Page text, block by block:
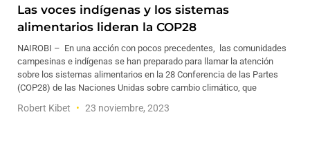
Las voces indígenas y los sistemas
alimentarios lideran la COP28
NAIROBI – En una acción con pocos precedentes, las comunidades
campesinas e indígenas se han preparado para llamar la atención
sobre los sistemas alimentarios en la 28 Conferencia de las Partes
(COP28) de las Naciones Unidas sobre cambio climático, que
Robert Kibet 23 noviembre, 2023